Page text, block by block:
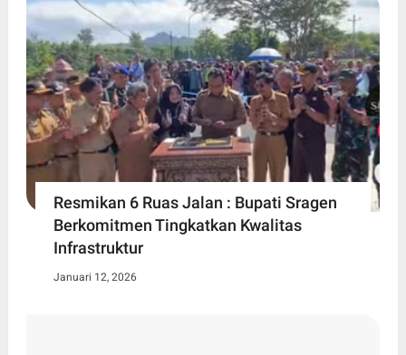
Resmikan 6 Ruas Jalan : Bupati Sragen
Berkomitmen Tingkatkan Kwalitas
Infrastruktur
Januari 12, 2026